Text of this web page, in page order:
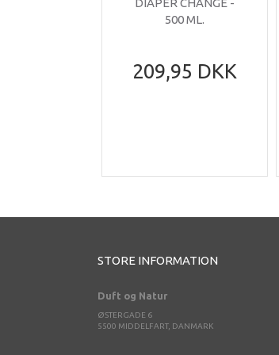
500 ML.
209,95 DKK
STORE INFORMATION
Duft og Natur
ØSTERGADE 6
5500 MIDDELFART, DANMARK